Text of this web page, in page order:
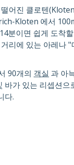
어진 클로텐
Kloten 에서
분이면 쉽게 도착
리에 있는 아레나
90개의 객실 과 아
바가 있는 리셉션
다.